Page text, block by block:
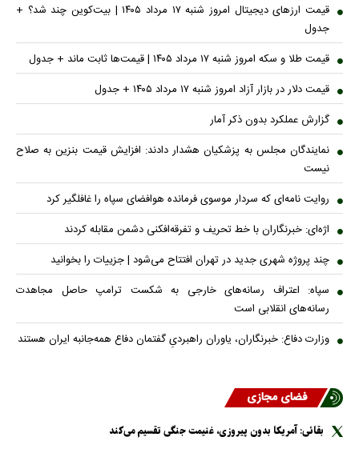
قیمت ارز‌های دیجیتال امروز شنبه ۱۷ مرداد ۱۴۰۵ | بیت‌کوین چند شد؟ +
جدول
قیمت طلا و سکه امروز شنبه ۱۷ مرداد ۱۴۰۵ | قیمت‌ها ثابت ماند + جدول
قیمت دلار در بازار آزاد امروز شنبه ۱۷ مرداد ۱۴۰۵ + جدول
گزارش عملکرد بدون ذکر آمار
نمایندگان مجلس به پزشکیان هشدار دادند: افزایش قیمت بنزین به صلاح
نیست
روایت نامه‌ای که سردار موسوی فرمانده هوافضای سپاه را غافلگیر کرد
اژه‌ای: خبرنگاران با خط تحریف و تفرقه‌افکنی دشمن مقابله کردند
چند پروژه شهری جدید در تهران افتتاح می‌شود | جزییات را بخوانید
سپاه: اعتراف رسانه‌های خارجی به شکست ترامپ حاصل مجاهدت
رسانه‌های انقلابی است
وزارت دفاع: خبرنگاران، یاوران راهبردیِ گفتمان دفاع همه‌جانبه ایران هستند
فضای مجازی
بقائی: آمریکا بدون پیروزی، غنیمت جنگی تقسیم می‌کند